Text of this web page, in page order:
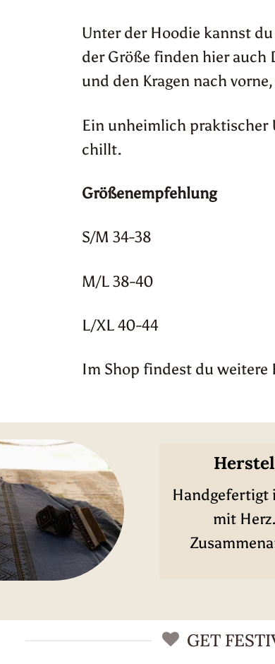
Unter der Hoodie kannst
der Größe finden hier auch
und den Kragen nach
Ein unheimlich praktischer
chillt.
Größenempfehlung
S/M 34-38
M/L 38-40
L/XL 40-44
Im Shop findest du weitere
Handgefertigt
mit
GET